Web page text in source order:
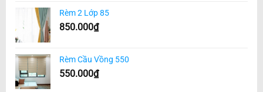
Rèm 2 Lớp 85
850.000₫
Rèm Cầu Vồng 550
550.000₫